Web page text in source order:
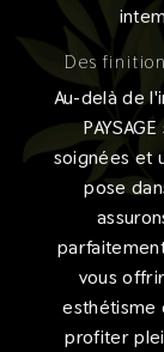
Des
Au-delà de
soignées et
pose
vous
esthétisme
profiter